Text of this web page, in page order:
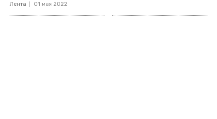
Лента 01 мая 2022